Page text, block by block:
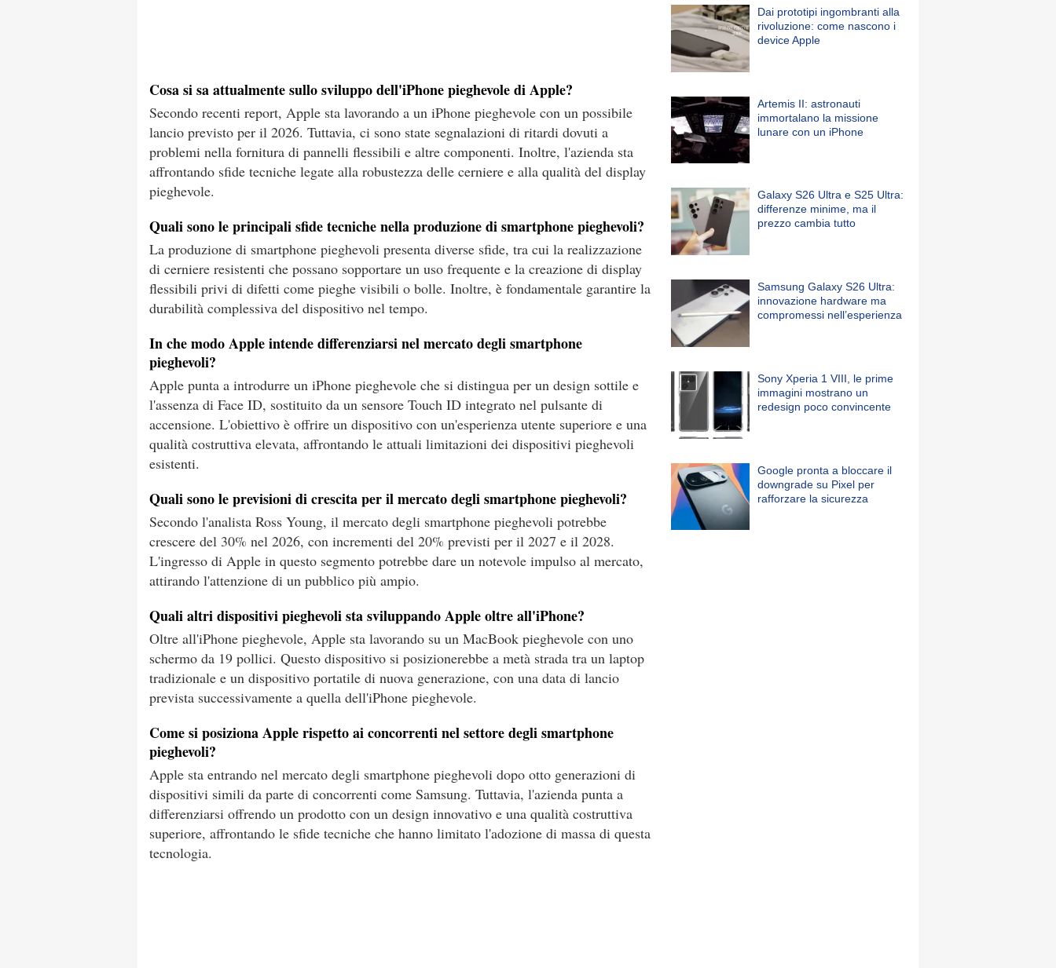
Cosa si sa attualmente sullo sviluppo dell'iPhone pieghevole di Apple?
Secondo recenti report, Apple sta lavorando a un iPhone pieghevole con un possibile
lancio previsto per il 2026. Tuttavia, ci sono state segnalazioni di ritardi dovuti a
problemi nella fornitura di pannelli flessibili e altre componenti. Inoltre, l'azienda sta
affrontando sfide tecniche legate alla robustezza delle cerniere e alla qualità del display
pieghevole.
Quali sono le principali sfide tecniche nella produzione di smartphone pieghevoli?
La produzione di smartphone pieghevoli presenta diverse sfide, tra cui la realizzazione
di cerniere resistenti che possano sopportare un uso frequente e la creazione di display
flessibili privi di difetti come pieghe visibili o bolle. Inoltre, è fondamentale garantire la
durabilità complessiva del dispositivo nel tempo.
In che modo Apple intende differenziarsi nel mercato degli smartphone
pieghevoli?
Apple punta a introdurre un iPhone pieghevole che si distingua per un design sottile e
l'assenza di Face ID, sostituito da un sensore Touch ID integrato nel pulsante di
accensione. L'obiettivo è offrire un dispositivo con un'esperienza utente superiore e una
qualità costruttiva elevata, affrontando le attuali limitazioni dei dispositivi pieghevoli
esistenti.
Quali sono le previsioni di crescita per il mercato degli smartphone pieghevoli?
Secondo l'analista Ross Young, il mercato degli smartphone pieghevoli potrebbe
crescere del 30% nel 2026, con incrementi del 20% previsti per il 2027 e il 2028.
L'ingresso di Apple in questo segmento potrebbe dare un notevole impulso al mercato,
attirando l'attenzione di un pubblico più ampio.
Quali altri dispositivi pieghevoli sta sviluppando Apple oltre all'iPhone?
Oltre all'iPhone pieghevole, Apple sta lavorando su un MacBook pieghevole con uno
schermo da 19 pollici. Questo dispositivo si posizionerebbe a metà strada tra un laptop
tradizionale e un dispositivo portatile di nuova generazione, con una data di lancio
prevista successivamente a quella dell'iPhone pieghevole.
Come si posiziona Apple rispetto ai concorrenti nel settore degli smartphone
pieghevoli?
Apple sta entrando nel mercato degli smartphone pieghevoli dopo otto generazioni di
dispositivi simili da parte di concorrenti come Samsung. Tuttavia, l'azienda punta a
differenziarsi offrendo un prodotto con un design innovativo e una qualità costruttiva
superiore, affrontando le sfide tecniche che hanno limitato l'adozione di massa di questa
tecnologia.
Dai prototipi ingombranti alla
rivoluzione: come nascono i
device Apple
Artemis II: astronauti
immortalano la missione
lunare con un iPhone
Galaxy S26 Ultra e S25 Ultra:
differenze minime, ma il
prezzo cambia tutto
Samsung Galaxy S26 Ultra:
innovazione hardware ma
compromessi nell’esperienza
Sony Xperia 1 VIII, le prime
immagini mostrano un
redesign poco convincente
Google pronta a bloccare il
downgrade su Pixel per
rafforzare la sicurezza